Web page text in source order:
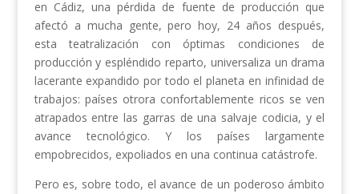
en Cádiz, una pérdida de fuente de producción que
afectó a mucha gente, pero hoy, 24 años después,
esta teatralización con óptimas condiciones de
producción y espléndido reparto, universaliza un drama
lacerante expandido por todo el planeta en infinidad de
trabajos: países otrora confortablemente ricos se ven
atrapados entre las garras de una salvaje codicia, y el
avance tecnológico. Y los países largamente
empobrecidos, expoliados en una continua catástrofe.
Pero es, sobre todo, el avance de un poderoso ámbito